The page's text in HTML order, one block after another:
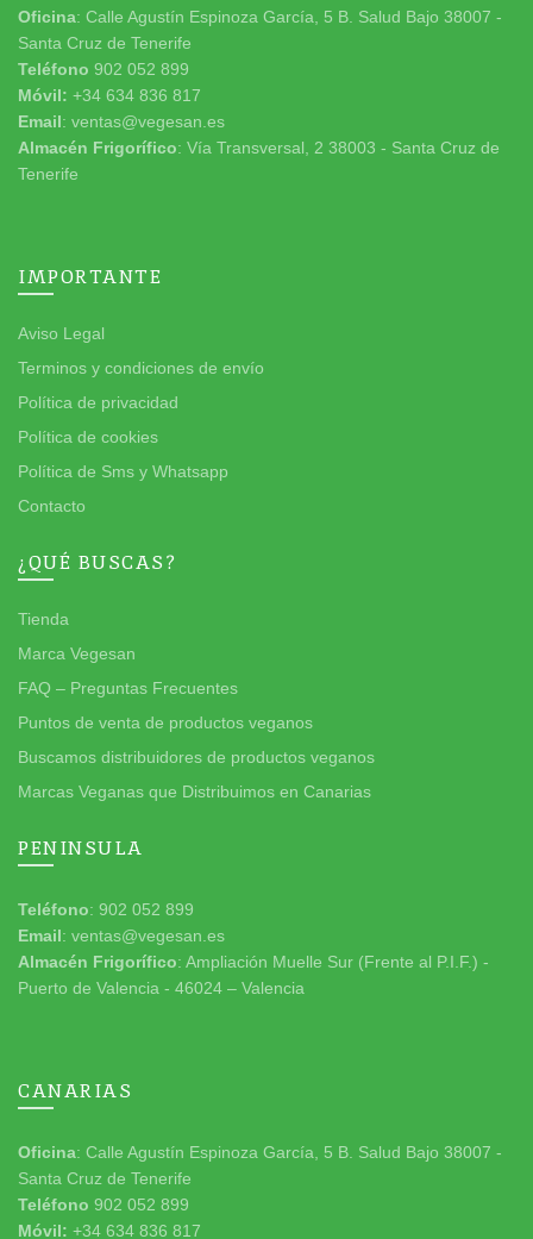
Oficina: Calle Agustín Espinoza García, 5 B. Salud Bajo 38007 -
Santa Cruz de Tenerife
Teléfono 902 052 899
Móvil: +34 634 836 817
Email: ventas@vegesan.es
Almacén Frigorífico: Vía Transversal, 2 38003 - Santa Cruz de
Tenerife
IMPORTANTE
Aviso Legal
Terminos y condiciones de envío
Política de privacidad
Política de cookies
Política de Sms y Whatsapp
Contacto
¿QUÉ BUSCAS?
Tienda
Marca Vegesan
FAQ – Preguntas Frecuentes
Puntos de venta de productos veganos
Buscamos distribuidores de productos veganos
Marcas Veganas que Distribuimos en Canarias
PENINSULA
Teléfono: 902 052 899
Email: ventas@vegesan.es
Almacén Frigorífico: Ampliación Muelle Sur (Frente al P.I.F.) -
Puerto de Valencia - 46024 – Valencia
CANARIAS
Oficina: Calle Agustín Espinoza García, 5 B. Salud Bajo 38007 -
Santa Cruz de Tenerife
Teléfono 902 052 899
Móvil: +34 634 836 817